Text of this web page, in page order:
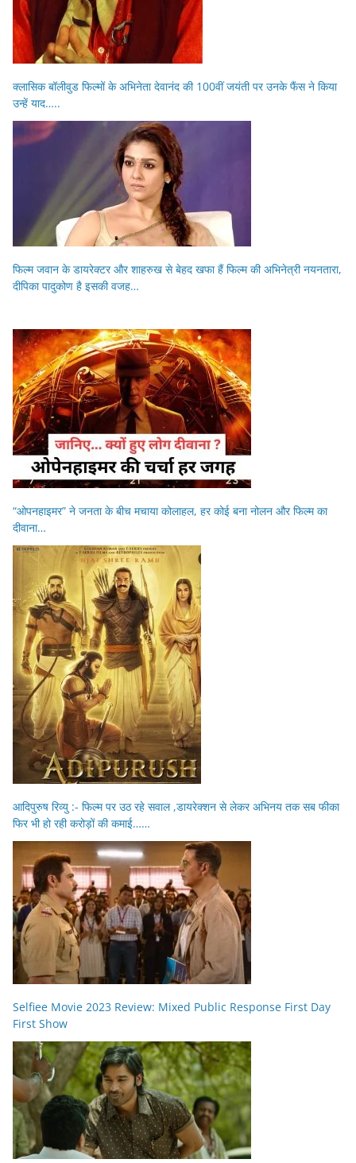
क्लासिक बॉलीवुड फिल्मों के अभिनेता देवानंद की 100वीं जयंती पर उनके फैंस ने किया
उन्हें याद…..
फिल्म जवान के डायरेक्टर और शाहरुख से बेहद खफा हैं फिल्म की अभिनेत्री नयनतारा,
दीपिका पादुकोण है इसकी वजह…
“ओपनहाइमर” ने जनता के बीच मचाया कोलाहल, हर कोई बना नोलन और फिल्म का
दीवाना…
आदिपुरुष रिव्यु :- फिल्म पर उठ रहे सवाल ,डायरेक्शन से लेकर अभिनय तक सब फीका
फिर भी हो रही करोड़ों की कमाई……
Selfiee Movie 2023 Review: Mixed Public Response First Day
First Show